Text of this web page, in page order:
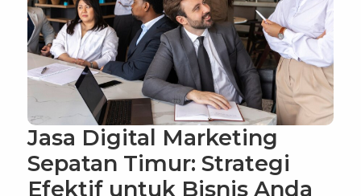
Jasa Digital Marketing
Sepatan Timur: Strategi
Efektif untuk Bisnis Anda